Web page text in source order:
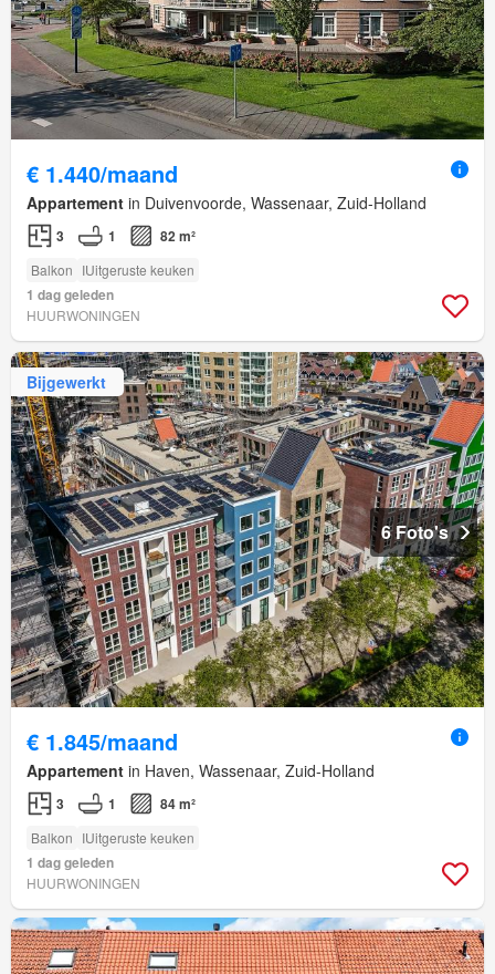
€ 1.440/maand
Appartement in Duivenvoorde, Wassenaar, Zuid-Holland
3 1 82 m²
Balkon IUitgeruste keuken
1 dag geleden
HUURWONINGEN
Bijgewerkt
6 Foto's
€ 1.845/maand
Appartement in Haven, Wassenaar, Zuid-Holland
3 1 84 m²
Balkon IUitgeruste keuken
1 dag geleden
HUURWONINGEN